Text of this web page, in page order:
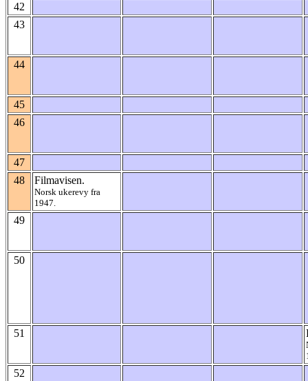
42
43
44
45
46
47
48
Filmavisen.
Norsk ukerevy fra
1947.
49
50
51
52